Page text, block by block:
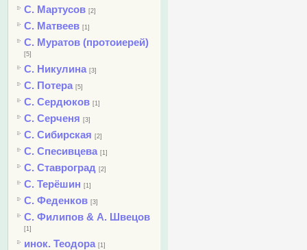
С. Мартусов [2]
С. Матвеев [1]
С. Муратов (протоиерей)
[5]
С. Никулина [3]
С. Потера [5]
С. Сердюков [1]
С. Серченя [3]
С. Сибирская [2]
С. Спесивцева [1]
С. Ставроград [2]
С. Терёшин [1]
С. Феденков [3]
С. Филипов & А. Швецов
[1]
инок. Теодора [1]